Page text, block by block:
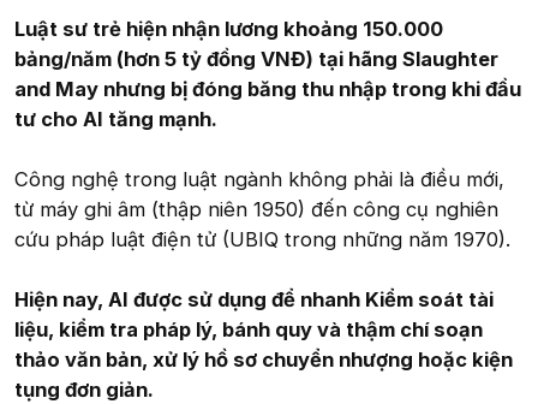
Luật sư trẻ hiện nhận lương khoảng 150.000
bảng/năm (hơn 5 tỷ đồng VNĐ) tại hãng Slaughter
and May nhưng bị đóng băng thu nhập trong khi đầu
tư cho AI tăng mạnh.
Công nghệ trong luật ngành không phải là điều mới,
từ máy ghi âm (thập niên 1950) đến công cụ nghiên
cứu pháp luật điện tử (UBIQ trong những năm 1970).
Hiện nay, AI được sử dụng để nhanh Kiểm soát tài
liệu, kiểm tra pháp lý, bánh quy và thậm chí soạn
thảo văn bản, xử lý hồ sơ chuyển nhượng hoặc kiện
tụng đơn giản.